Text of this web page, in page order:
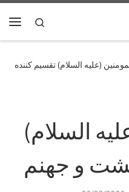
پرش به محتوا
Search
(علیه السلام) تقسیم کننده
السلام)
و جهنم